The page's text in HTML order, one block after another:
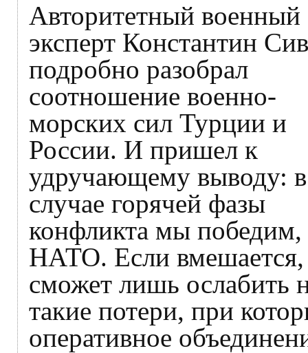
Авторитетный военный
эксперт Константин
подробно разобрал
соотношение военно-
морских сил Турции и
России. И пришел к
удручающему выводу: в
случае горячей фазы
конфликта мы победим,
НАТО. Если
сможет лишь ослабить
такие потери, при
оперативное